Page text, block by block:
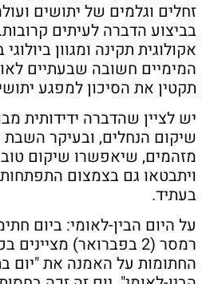
זחלים וגלמים של יתושים
בביצוע הדברה לעיתים
אקולוגית תקינה ומגוון
המימיים חשובה שבעתיים
תקטין את הסיכון למפגע
יש לציין שהדברה ידידותית
שיקום הנחלים, ובעיקר השבת
מזהמים, שיאפשרו שיקום
ויתבטאו גם בצמצום
בעתיד.
על היום הבין-לאומי: ביום
רמסר (2 בפברואר)
החתומות על האמנה את "יום